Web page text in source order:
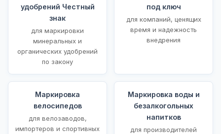
удобрений Честный
знак
для маркировки
минеральных и
органических удобрений
по закону
под ключ
для компаний, ценящих
время и надежность
внедрения
Маркировка
велосипедов
для велозаводов,
импортеров и спортивных
Маркировка воды и
безалкогольных
напитков
для производителей